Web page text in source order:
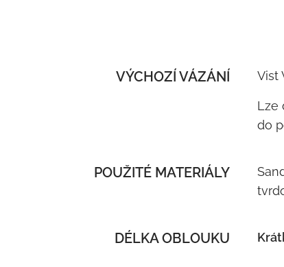
VÝCHOZÍ VÁZÁNÍ Vist
Lze
do
POUŽITÉ MATERIÁLY
DÉLKA OBLOUKU